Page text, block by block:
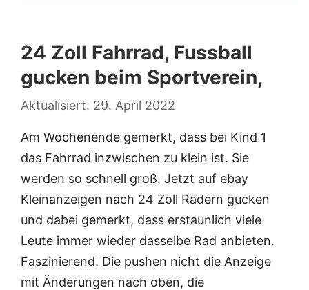
24 Zoll Fahrrad, Fussball
gucken beim Sportverein,
29. April 2022
Am Wochenende gemerkt, dass bei Kind 1
das Fahrrad inzwischen zu klein ist. Sie
werden so schnell groß. Jetzt auf ebay
Kleinanzeigen nach 24 Zoll Rädern gucken
und dabei gemerkt, dass erstaunlich viele
Leute immer wieder dasselbe Rad anbieten.
Faszinierend. Die pushen nicht die Anzeige
mit Änderungen nach oben, die